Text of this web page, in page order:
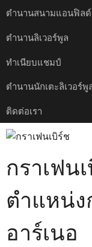
ตำนานสนามแอนฟิลด์
ตำนานลิเวอร์พูล
ทำเนียบแชมป์
ตำนานนักเตะลิเวอร์พู
ติดต่อเรา
กราเฟน
ตำแหน่
อาร์เนอ